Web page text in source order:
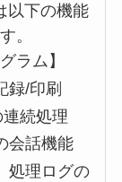
以下の機能
。
ラム】
録/印刷
続処理
会話機能
処理ログの